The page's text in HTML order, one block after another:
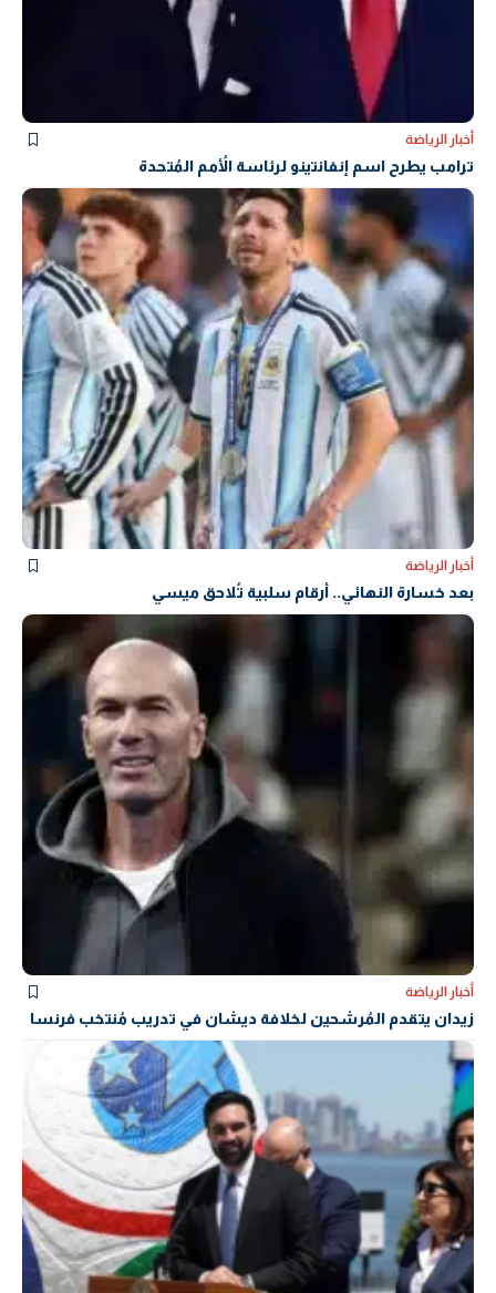
أخبار الرياضة
ترامب يطرح اسم إنفانتينو لرئاسة الأُمم المُتحدة
أخبار الرياضة
بعد خسارة النهائي.. أرقام سلبية تُلاحق ميسي
أخبار الرياضة
زيدان يتقدم المُرشحين لخلافة ديشان في تدريب مُنتخب فرنسا